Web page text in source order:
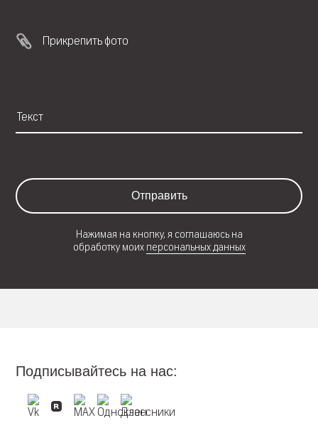
Прикрепить фото
Отправить
Нажимая на кнопку, я соглашаюсь на
обработку моих персональных данных
Подписывайтесь на нас: